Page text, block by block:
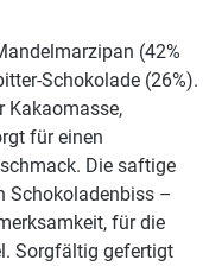
(42%
Schokolade (26%).
Kakaomasse,
für einen
Die saftige
Schokoladenbiss –
für die
Sorgfältig gefertigt